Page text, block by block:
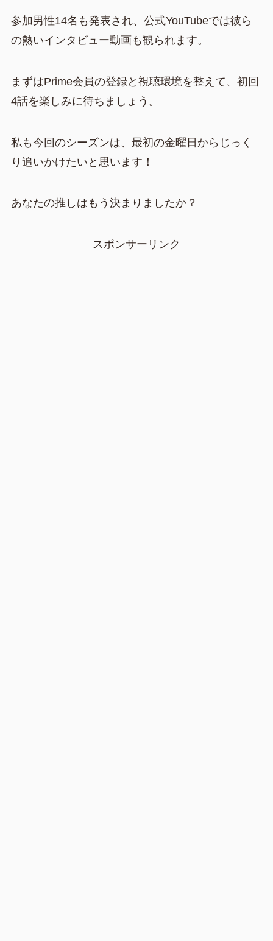
参加男性14名も発表され、公式YouTubeでは彼ら
の熱いインタビュー動画も観られます。
まずはPrime会員の登録と視聴環境を整えて、初回
4話を楽しみに待ちましょう。
私も今回のシーズンは、最初の金曜日からじっく
り追いかけたいと思います！
あなたの推しはもう決まりましたか？
スポンサーリンク